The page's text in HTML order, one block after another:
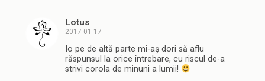
Lotus
2017-01-17
Io pe de altă parte mi-aș dori să aflu
răspunsul la orice întrebare, cu riscul de-a
strivi corola de minuni a lumii!